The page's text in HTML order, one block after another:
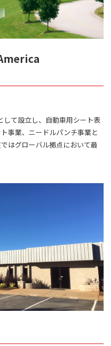
して設立し、自動車用シート表
事業、ニードルパンチ事業と
はグローバル拠点において最